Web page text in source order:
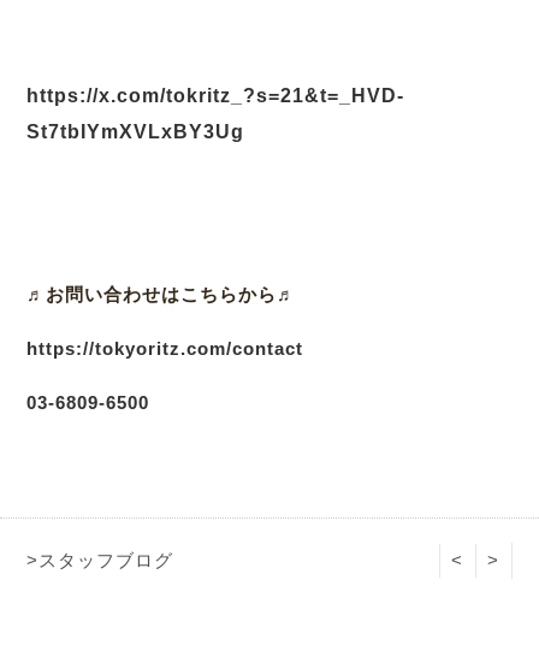
https://x.com/tokritz_?s=21&t=_HVD-
St7tbIYmXVLxBY3Ug
♬ お問い合わせはこちらから♬
https://tokyoritz.com/contact
03-6809-6500
>スタッフブログ < >